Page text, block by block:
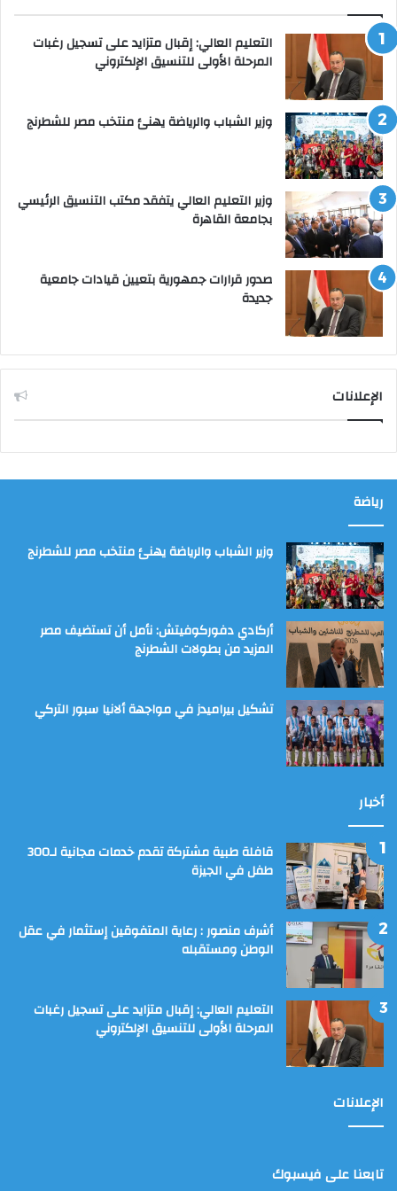
التعليم العالي: إقبال متزايد على تسجيل رغبات
المرحلة الأولى للتنسيق الإلكتروني
وزير الشباب والرياضة يهنئ منتخب مصر للشطرنج
وزير التعليم العالي يتفقد مكتب التنسيق الرئيسي
بجامعة القاهرة
صدور قرارات جمهورية بتعيين قيادات جامعية
جديدة
الإعلانات
رياضة
وزير الشباب والرياضة يهنئ منتخب مصر للشطرنج
أركادي دفوركوفيتش: نأمل أن تستضيف مصر
المزيد من بطولات الشطرنج
تشكيل بيراميدز في مواجهة ألانيا سبور التركي
أخبار
قافلة طبية مشتركة تقدم خدمات مجانية لـ300
طفل في الجيزة
أشرف منصور : رعاية المتفوقين إستثمار في عقل
الوطن ومستقبله
التعليم العالي: إقبال متزايد على تسجيل رغبات
المرحلة الأولى للتنسيق الإلكتروني
الإعلانات
تابعنا على فيسبوك